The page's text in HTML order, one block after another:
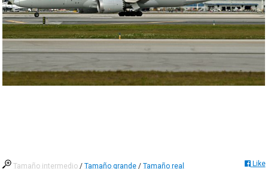
Tamaño intermedio /Tamaño grande /Tamaño real Like